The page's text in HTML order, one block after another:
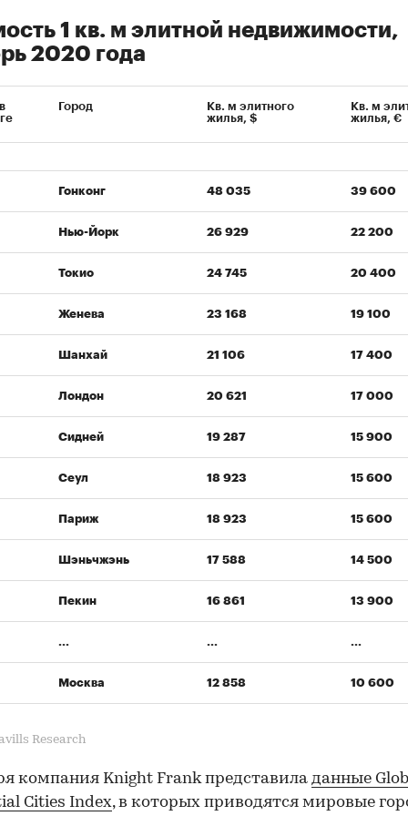
1 кв. м элитной недвижимости,
2020 года
Город
Кв. м элитного
жилья, $
Кв. м
жилья, €
Гонконг 48 035 39 600
Нью-Йорк 26 929 22 200
Токио 24 745 20 400
Женева 23 168 19 100
Шанхай 21 106 17 400
Лондон 20 621 17 000
Сидней 19 287 15 900
Сеул 18 923 15 600
Париж 18 923 15 600
Шэньчжэнь 17 588 14 500
Пекин 16 861 13 900
... ... ...
Москва 12 858 10 600
Research
компания Knight Frank представила данные
Cities Index, в которых приводятся мировые